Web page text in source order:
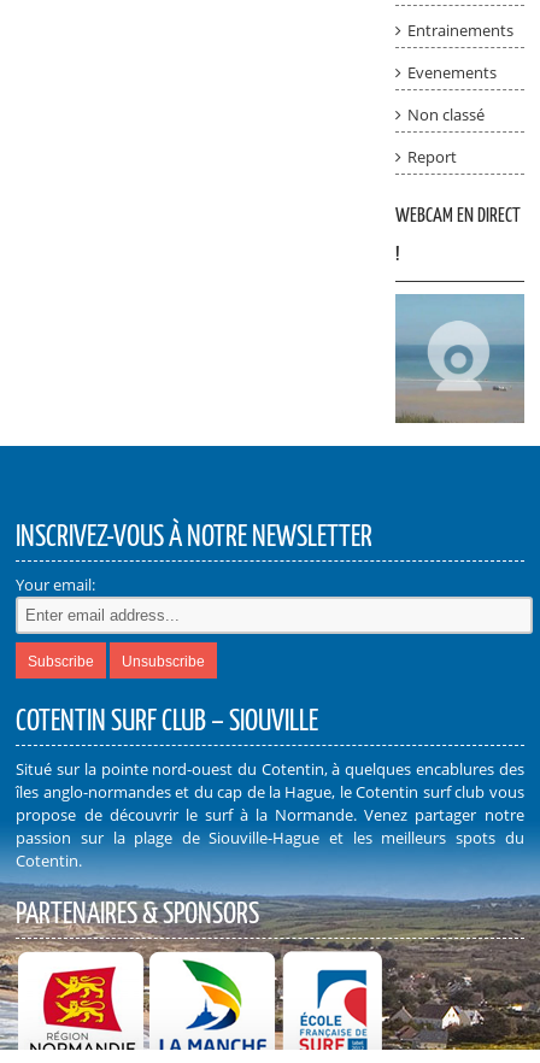
Entrainements
Evenements
Non classé
Report
WEBCAM EN DIRECT
!
INSCRIVEZ-VOUS À NOTRE NEWSLETTER
Your email:
COTENTIN SURF CLUB – SIOUVILLE
Situé sur la pointe nord-ouest du Cotentin, à quelques encablures des
îles anglo-normandes et du cap de la Hague, le Cotentin surf club vous
propose de découvrir le surf à la Normande. Venez partager notre
passion sur la plage de Siouville-Hague et les meilleurs spots du
Cotentin.
PARTENAIRES & SPONSORS